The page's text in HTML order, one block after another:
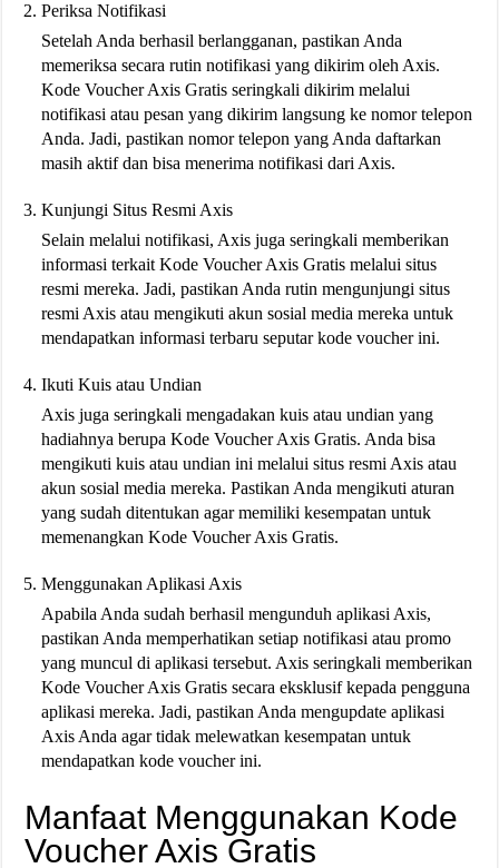
Periksa Notifikasi
Setelah Anda berhasil berlangganan, pastikan Anda
memeriksa secara rutin notifikasi yang dikirim oleh Axis.
Kode Voucher Axis Gratis seringkali dikirim melalui
notifikasi atau pesan yang dikirim langsung ke nomor telepon
Anda. Jadi, pastikan nomor telepon yang Anda daftarkan
masih aktif dan bisa menerima notifikasi dari Axis.
Kunjungi Situs Resmi Axis
Selain melalui notifikasi, Axis juga seringkali memberikan
informasi terkait Kode Voucher Axis Gratis melalui situs
resmi mereka. Jadi, pastikan Anda rutin mengunjungi situs
resmi Axis atau mengikuti akun sosial media mereka untuk
mendapatkan informasi terbaru seputar kode voucher ini.
Ikuti Kuis atau Undian
Axis juga seringkali mengadakan kuis atau undian yang
hadiahnya berupa Kode Voucher Axis Gratis. Anda bisa
mengikuti kuis atau undian ini melalui situs resmi Axis atau
akun sosial media mereka. Pastikan Anda mengikuti aturan
yang sudah ditentukan agar memiliki kesempatan untuk
memenangkan Kode Voucher Axis Gratis.
Menggunakan Aplikasi Axis
Apabila Anda sudah berhasil mengunduh aplikasi Axis,
pastikan Anda memperhatikan setiap notifikasi atau promo
yang muncul di aplikasi tersebut. Axis seringkali memberikan
Kode Voucher Axis Gratis secara eksklusif kepada pengguna
aplikasi mereka. Jadi, pastikan Anda mengupdate aplikasi
Axis Anda agar tidak melewatkan kesempatan untuk
mendapatkan kode voucher ini.
Manfaat Menggunakan Kode
Voucher Axis Gratis